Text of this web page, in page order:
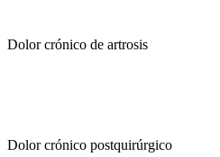
Dolor crónico de artrosis
Dolor crónico postquirúrgico